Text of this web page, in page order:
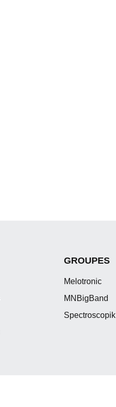
GROUPES
Melotronic
MNBigBand
Spectroscopik